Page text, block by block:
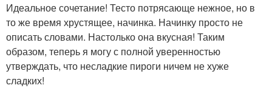
Идеальное сочетание! Тесто потрясающе нежное, но в
то же время хрустящее, начинка. Начинку просто не
описать словами. Настолько она вкусная! Таким
образом, теперь я могу с полной уверенностью
утверждать, что несладкие пироги ничем не хуже
сладких!